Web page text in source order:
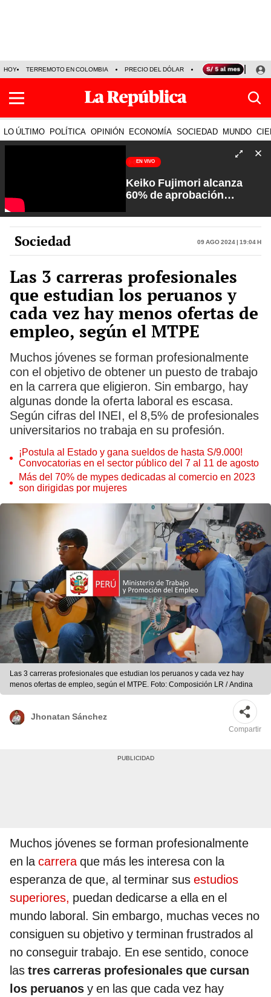
HOY TERREMOTO EN COLOMBIA PRECIO DEL DÓLAR KEIKO FUJIMORI
LO ÚLTIMO POLÍTICA OPINIÓN ECONOMÍA SOCIEDAD MUNDO
EN VIVO
Keiko Fujimori alcanza
60% de aprobación
Rosa María Palacios
Sociedad 09 Ago 2024 | 19:04 h
Las 3 carreras profesionales
que estudian los peruanos y
cada vez hay menos ofertas de
empleo, según el MTPE
Muchos jóvenes se forman profesionalmente
con el objetivo de obtener un puesto de trabajo
en la carrera que eligieron. Sin embargo, hay
algunas donde la oferta laboral es escasa.
Según cifras del INEI, el 8,5% de profesionales
universitarios no trabaja en su profesión.
¡Postula al Estado y gana sueldos de hasta S/9.000!
Convocatorias en el sector público del 7 al 11 de agosto
Más del 70% de mypes dedicadas al comercio en 2023
son dirigidas por mujeres
Las 3 carreras profesionales que estudian los peruanos y cada vez hay
menos ofertas de empleo, según el MTPE. Foto: Composición LR / Andina
Jhonatan Sánchez
Compartir
Muchos jóvenes se forman profesionalmente
en lacarreraque más les interesa con la
esperanza de que, al terminar sus estudios
superiores, puedan dedicarse a ella en el
mundo laboral. Sin embargo, muchas veces no
consiguen su objetivo y terminan frustrados al
no conseguir trabajo. En ese sentido, conoce
las tres carreras profesionales que cursan
los peruanos y en las que cada vez hay